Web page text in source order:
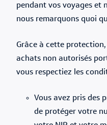
pendant vos voyages et
nous remarquons quoi
Grâce à cette protection,
achats non autorisés
vous respectiez les
Vous avez pris des
de protéger votre